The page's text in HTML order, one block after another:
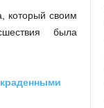
который своим
была